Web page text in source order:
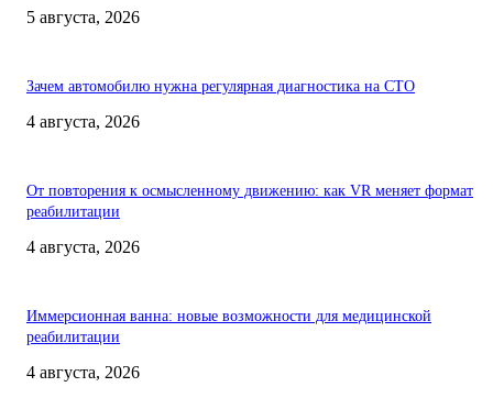
5 августа, 2026
Зачем автомобилю нужна регулярная диагностика на СТО
4 августа, 2026
От повторения к осмысленному движению: как VR меняет формат
реабилитации
4 августа, 2026
Иммерсионная ванна: новые возможности для медицинской
реабилитации
4 августа, 2026